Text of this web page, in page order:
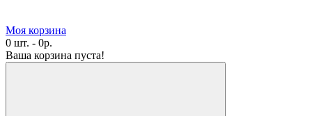
Моя корзина
0 шт. - 0р.
Ваша корзина пуста!